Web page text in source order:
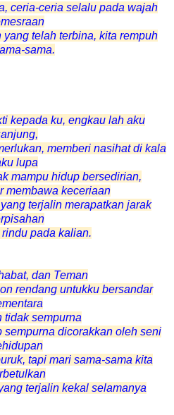
ceria-ceria selalu pada wajah
telah terbina, kita rempuh
sama.
kepada ku, engkau lah aku
memberi nasihat di kala
lupa
mampu hidup bersedirian,
membawa keceriaan
terjalin merapatkan jarak
rindu pada kalian.
dan Teman
rendang untukku bersandar
tidak sempurna
sempurna dicorakkan oleh seni
tapi mari sama-sama kita
terjalin kekal selamanya